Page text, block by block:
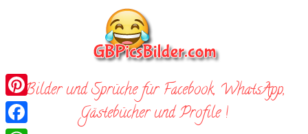
Bilder und Sprüche für Facebook, WhatsApp,
Gästebücher und Profile !
Pinterest